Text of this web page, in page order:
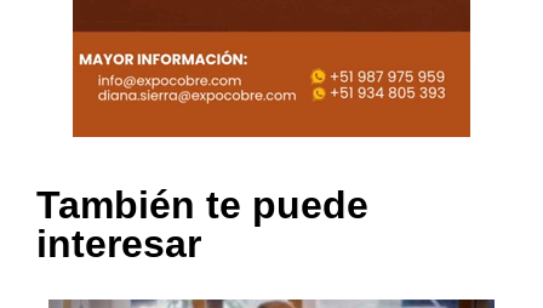
También te puede
interesar